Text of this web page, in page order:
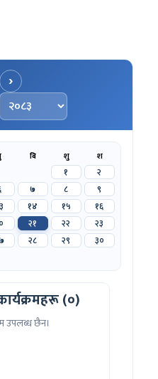
चयन गर्नुहोस्
चयन गर्नुहोस्
›
बि शु श
१
२
७ ८
९
१४ १५
१६
२१ २२
२३
२८ २९
३०
(०)
उपलब्ध छैन।